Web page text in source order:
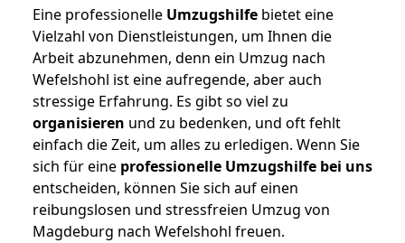
Eine professionelle Umzugshilfe bietet eine
Vielzahl von Dienstleistungen, um Ihnen die
Arbeit abzunehmen, denn ein Umzug nach
Wefelshohl ist eine aufregende, aber auch
stressige Erfahrung. Es gibt so viel zu
organisieren und zu bedenken, und oft fehlt
einfach die Zeit, um alles zu erledigen. Wenn Sie
sich für eine professionelle Umzugshilfe bei uns
entscheiden, können Sie sich auf einen
reibungslosen und stressfreien Umzug von
Magdeburg nach Wefelshohl freuen.